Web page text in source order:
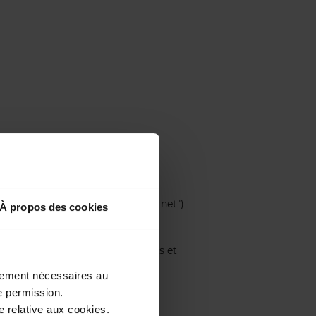
À propos des cookies
nécessaires au
permission.
relative aux cookies.
collectivement le "site Internet")
la transformation des produits et
textile.